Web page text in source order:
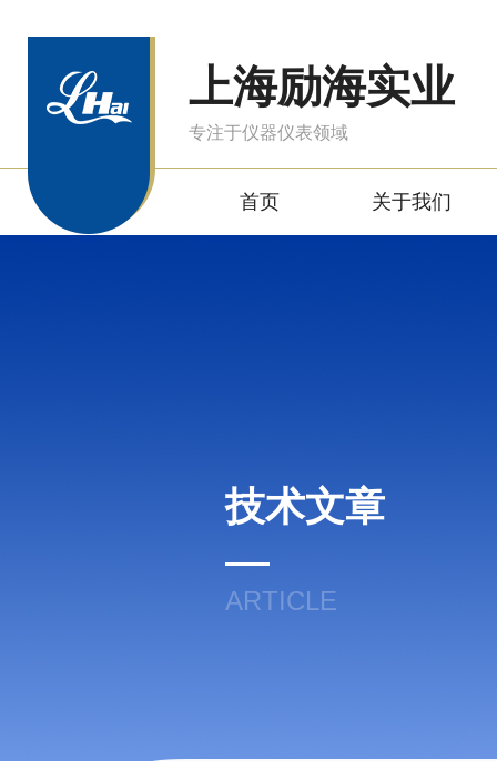
上海励海实业
专注于仪器仪表领域
首页 关于我们
技术文章
ARTICLE